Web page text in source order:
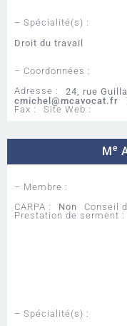
– Spécialité(s) :
Droit du travail
– Coordonnées :
Adresse :
24, rue
cmichel@mcavocat.fr
Fax :
Site Web :
Me
– Membre :
CARPA :
Non Conseil
Prestation de serment :
– Spécialité(s) :